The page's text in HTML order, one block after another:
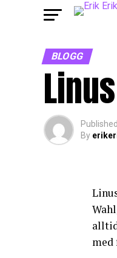
BLOGG
Published
By
med